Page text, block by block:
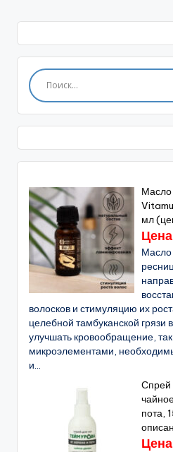
Масло
мл
Масло
волосков и стимуляцию их
целебной тамбуканской грязи
улучшать кровообращение, так
микроэлементами,
и...
Спрей
пота,
Цена